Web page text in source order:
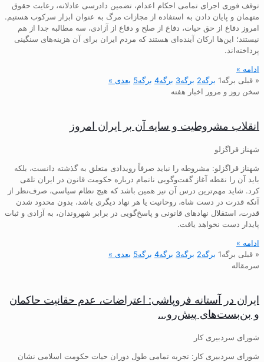
توقف فوری اجرای تمامی احکام اعدام، تضمین دادرسی عادلانه، رعایت حقوق
متهمان و پایان دادن به استفاده از مجازات مرگ به عنوان ابزار سرکوب هستیم.
امروز دفاع از حق حیات، دفاع از صلح و دفاع از آزادی، سه مطالبه جدا از هم
نیستند؛ این‌ها ارکان آینده‌ای هستند که مردم ایران برای آن هزینه‌های سنگینی
پرداخته‌اند.
ادامه »
« قبلی برگه1 برگه2 برگه3 برگه4 برگه5 بعدی »
سخن روز و مرور اخبار هفته
انقلاب مشروطیت و سایه آن بر ایران امروز
شهناز قراگزلو
شهناز قراگزلو: مشروطه را نباید صرفاً رویدادی متعلق به گذشته دانست، بلکه
باید آن را نقطه آغاز گفت‌وگویی ناتمام درباره حکومت قانون در ایران تلقی
کرد. شاید مهم‌ترین درس آن نیز همین باشد که هیچ نظام سیاسی، صرف‌نظر از
آنکه قدرت در دست شاه، روحانیت یا هر نهاد دیگری باشد، بدون محدود شدن
قدرت، استقلال نهادهای قانونی و پاسخ‌گویی در برابر شهروندان، به آزادی و ثبات
پایدار دست نخواهد یافت.
ادامه »
« قبلی برگه1 برگه2 برگه3 برگه4 برگه5 بعدی »
سرمقاله
ایران در آستانه فروپاشی: اعتراضات، عدم حقانیت حاکمان
و بن‌بست‌های پیش‌رو…
شورای سردبیری کار
شورای سردبیری کار: تجربه تمامی طول دوران حیات حکومت اسلامی نشان